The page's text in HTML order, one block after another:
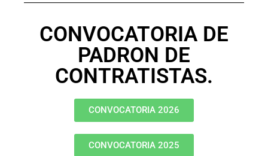
CONVOCATORIA DE
PADRON DE
CONTRATISTAS.
CONVOCATORIA 2026
CONVOCATORIA 2025